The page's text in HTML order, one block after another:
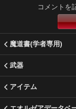
コメントを
魔道書(学者専用)
武器
アイテム